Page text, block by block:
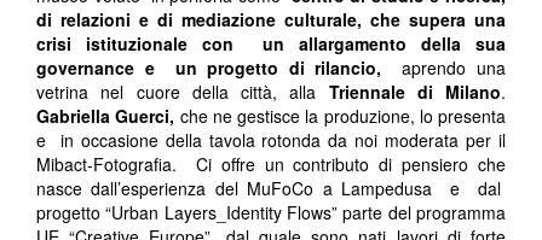
di relazioni e di mediazione culturale, che supera una
crisi istituzionale con un allargamento della sua
governance e un progetto di rilancio,aprendo una
vetrina nel cuore della città, alla Triennale di Milano.
Gabriella Guerci, che ne gestisce la produzione, lo presenta
e in occasione della tavola rotonda da noi moderata per il
Mibact-Fotografia. Ci offre un contributo di pensiero che
nasce dall’esperienza del MuFoCo a Lampedusa e dal
progetto “Urban Layers_Identity Flows” parte del programma